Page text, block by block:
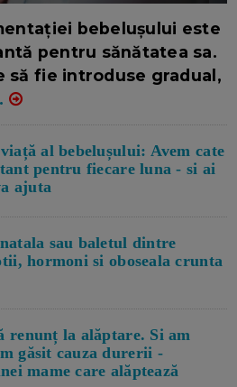
bebelușului este
pentru sănătatea sa.
să fie introduse gradual,
al bebelușului: Avem cate
pentru fiecare luna - si ai
ajuta
sau baletul dintre
hormoni si oboseala crunta
renunț la alăptare. Si am
găsit cauza durerii -
mame care alăptează